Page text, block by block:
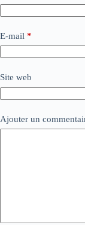
E-mail *
Site web
Ajouter un